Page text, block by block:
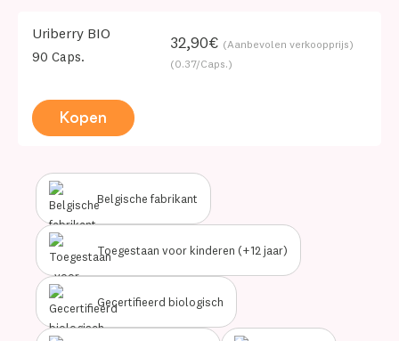
Uriberry BIO
90 Caps.
32,90€ (Aanbevolen verkoopprijs)
(0.37/Caps.)
Kopen
Belgische fabrikant
Toegestaan voor kinderen (+12 jaar)
Gecertifieerd biologisch